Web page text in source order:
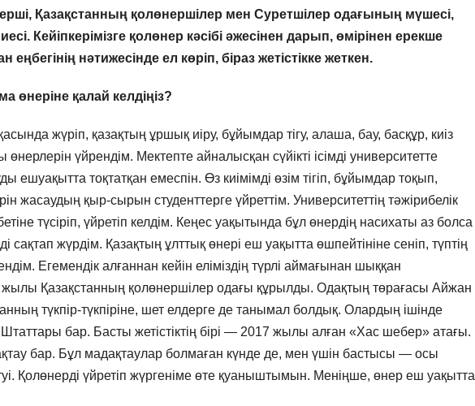
Қазақстанның қолөнершілер мен Суретшілер одағының мүшесі,
Кейіпкерімізге қолөнер кәсібі әжесінен дарып, өмірінен ерекше
нәтижесінде ел көріп, біраз жетістікке жеткен.
қалай келдіңіз?
жүріп, қазақтың ұршық иіру, бұйымдар тігу, алаша, бау, басқұр, киіз
өнерлерін үйрендім. Мектепте айналысқан сүйікті ісімді университетте
тоқтатқан емеспін. Өз киімімді өзім тігіп, бұйымдар тоқып,
жасаудың қыр-сырын студенттерге үйреттім. Университеттің тәжірибелік
түсіріп, үйретіп келдім. Кеңес уақытында бұл өнердің насихаты аз болса
сақтап жүрдім. Қазақтың ұлттық өнері еш уақытта өшпейтініне сеніп, түптің
Егемендік алғаннан кейін еліміздің түрлі аймағынан шыққан
Қазақстанның қолөнершілер одағы құрылды. Одақтың төрағасы Айжан
түкпір-түкпіріне, шет елдерге де танымал болдық. Олардың ішінде
бар. Басты жетістіктің бірі — 2017 жылы алған «Хас шебер» атағы.
бар. Бұл мадақтаулар болмаған күнде де, мен үшін бастысы — осы
Қолөнерді үйретіп жүргеніме өте қуаныштымын. Меніңше, өнер еш уақытта